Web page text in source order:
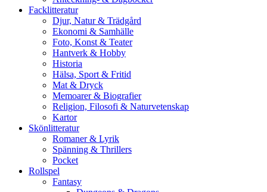
Facklitteratur
Djur, Natur & Trädgård
Ekonomi & Samhälle
Foto, Konst & Teater
Hantverk & Hobby
Historia
Hälsa, Sport & Fritid
Mat & Dryck
Memoarer & Biografier
Religion, Filosofi & Naturvetenskap
Kartor
Skönlitteratur
Romaner & Lyrik
Spänning & Thrillers
Pocket
Rollspel
Fantasy